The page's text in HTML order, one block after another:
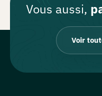
Vous aussi,
Voir